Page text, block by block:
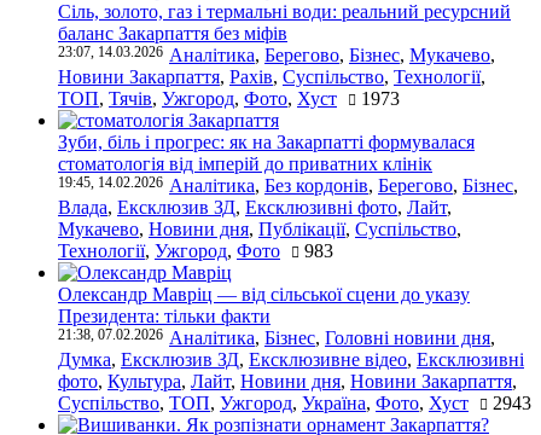
Сіль, золото, газ і термальні води: реальний ресурсний
баланс Закарпаття без міфів
23:07, 14.03.2026 Аналітика, Берегово, Бізнес, Мукачево,
Новини Закарпаття, Рахів, Суспільство, Технології,
ТОП, Тячів, Ужгород, Фото, Хуст 1973
Зуби, біль і прогрес: як на Закарпатті формувалася
стоматологія від імперій до приватних клінік
19:45, 14.02.2026 Аналітика, Без кордонів, Берегово, Бізнес,
Влада, Ексклюзив ЗД, Ексклюзивні фото, Лайт,
Мукачево, Новини дня, Публікації, Суспільство,
Технології, Ужгород, Фото 983
Олександр Мавріц — від сільської сцени до указу
Президента: тільки факти
21:38, 07.02.2026 Аналітика, Бізнес, Головні новини дня,
Думка, Ексклюзив ЗД, Ексклюзивне відео, Ексклюзивні
фото, Культура, Лайт, Новини дня, Новини Закарпаття,
Суспільство, ТОП, Ужгород, Україна, Фото, Хуст 2943